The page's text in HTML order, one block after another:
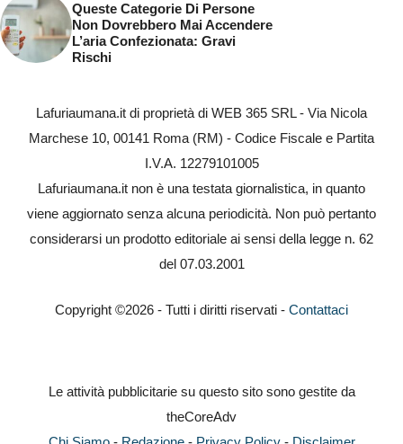
Queste Categorie Di Persone
Non Dovrebbero Mai Accendere
L’aria Confezionata: Gravi
Rischi
Lafuriaumana.it di proprietà di WEB 365 SRL - Via Nicola
Marchese 10, 00141 Roma (RM) - Codice Fiscale e Partita
I.V.A. 12279101005
Lafuriaumana.it non è una testata giornalistica, in quanto
viene aggiornato senza alcuna periodicità. Non può pertanto
considerarsi un prodotto editoriale ai sensi della legge n. 62
del 07.03.2001
Copyright ©2026 - Tutti i diritti riservati - Contattaci
Le attività pubblicitarie su questo sito sono gestite da
theCoreAdv